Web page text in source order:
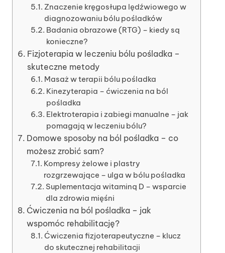
Znaczenie kręgosłupa lędźwiowego w
diagnozowaniu bólu pośladków
Badania obrazowe (RTG) – kiedy są
konieczne?
Fizjoterapia w leczeniu bólu pośladka –
skuteczne metody
Masaż w terapii bólu pośladka
Kinezyterapia – ćwiczenia na ból
pośladka
Elektroterapia i zabiegi manualne – jak
pomagają w leczeniu bólu?
Domowe sposoby na ból pośladka – co
możesz zrobić sam?
Kompresy żelowe i plastry
rozgrzewające – ulga w bólu pośladka
Suplementacja witaminą D – wsparcie
dla zdrowia mięśni
Ćwiczenia na ból pośladka – jak
wspomóc rehabilitację?
Ćwiczenia fizjoterapeutyczne – klucz
do skutecznej rehabilitacji